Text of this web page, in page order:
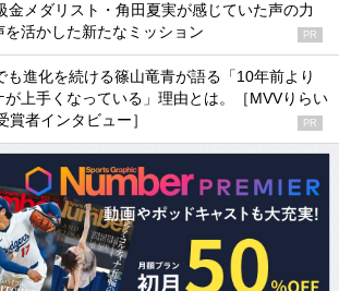
金メダリスト・角田夏実が感じていた声の力
を活かした新たなミッション
PR
も進化を続ける篠山竜青が語る「10年前より
が上手くなっている」理由とは。［MVVりらい
賞者インタビュー］
PR